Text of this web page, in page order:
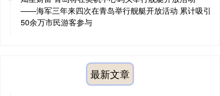
——海军三年来四次在青岛举行舰艇开放活动 累计吸引
50余万市民游客参与
最新文章